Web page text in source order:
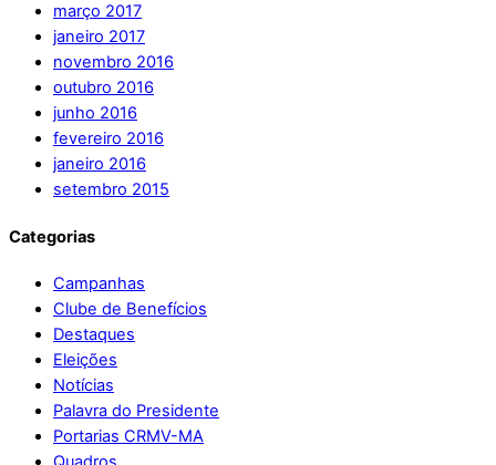
março 2017
janeiro 2017
novembro 2016
outubro 2016
junho 2016
fevereiro 2016
janeiro 2016
setembro 2015
Categorias
Campanhas
Clube de Benefícios
Destaques
Eleições
Notícias
Palavra do Presidente
Portarias CRMV-MA